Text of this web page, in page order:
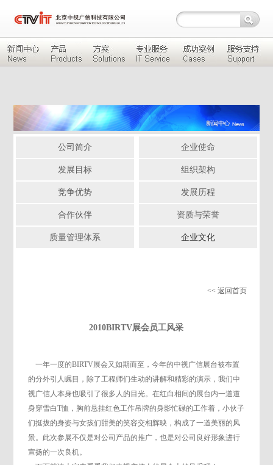
公司简介 企业使命
发展目标 组织架构
竞争优势 发展历程
合作伙伴 资质与荣誉
质量管理体系 企业文化
<< 返回首页
2010BIRTV展会员工风采
一年一度的BIRTV展会又如期而至，今年的中视广信展台被布置
的分外引人瞩目，除了工程师们生动的讲解和精彩的演示，我们中
视广信人本身也吸引了很多人的目光。在红白相间的展台内一道道
身穿雪白T恤，胸前悬挂红色工作吊牌的身影忙碌的工作着，小伙子
们挺拔的身姿与女孩们甜美的笑容交相辉映，构成了一道美丽的风
景。此次参展不仅是对公司产品的推广，也是对公司良好形象进行
宣扬的一次良机。